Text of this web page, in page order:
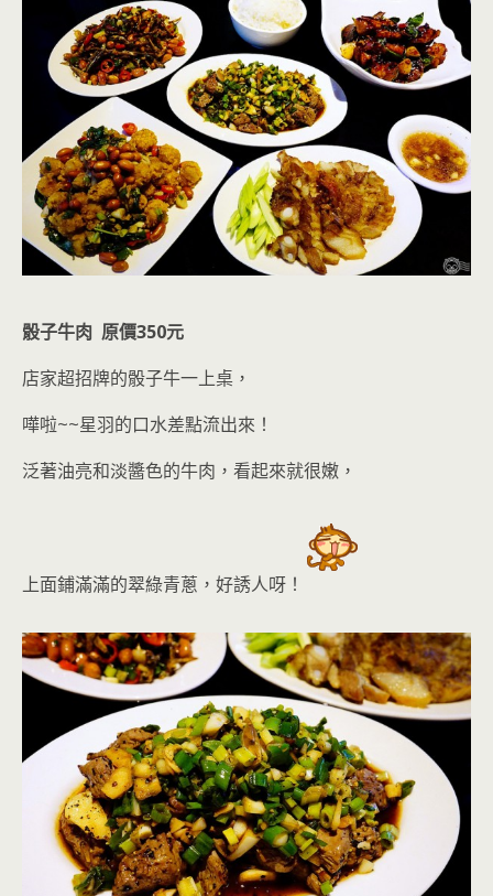
骰子牛肉 原價350元
店家超招牌的骰子牛一上桌，
嘩啦~~星羽的口水差點流出來！
泛著油亮和淡醬色的牛肉，看起來就很嫩，
上面鋪滿滿的翠綠青蔥 ，好誘人呀！